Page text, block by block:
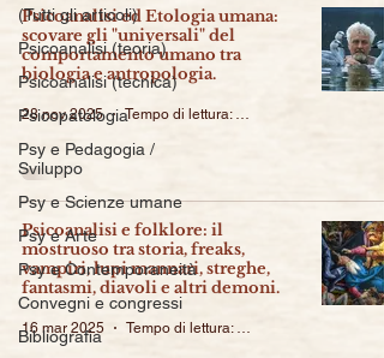
(Tutti gli articoli)
Psicoanalisi (teoria)
Psicoanalisi (tecnica)
Psicopatologia
Psy e Pedagogia /
Sviluppo
Psy e Scienze umane
Psy e Arte
Psy e Contemporaneità
Convegni e congressi
Bibliografia
Psicoanalisi ed Etologia umana:
scovare gli "universali" del
comportamento umano tra
biologia e antropologia.
28 nov 2025 Tempo di lettura: 23 min
Psicoanalisi e folklore: il
mostruoso tra storia, freaks,
vampiri, lupi mannari, streghe,
fantasmi, diavoli e altri demoni.
16 mar 2025 Tempo di lettura: 29 min